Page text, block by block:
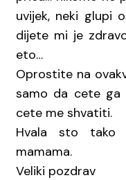
uvijek, neki glupi
dijete mi je
eto…
Oprostite na
samo da cete ga
cete me shvatiti.
Hvala sto tako
mamama.
Veliki pozdrav